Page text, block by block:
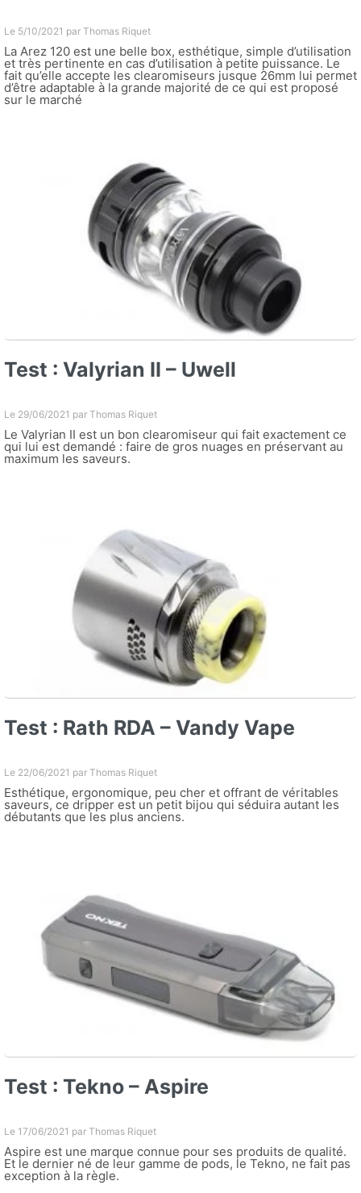
Le 5/10/2021 par Thomas Riquet
La Arez 120 est une belle box, esthétique, simple d’utilisation
et très pertinente en cas d’utilisation à petite puissance. Le
fait qu’elle accepte les clearomiseurs jusque 26mm lui permet
d’être adaptable à la grande majorité de ce qui est proposé
sur le marché
Test : Valyrian II – Uwell
Le 29/06/2021 par Thomas Riquet
Le Valyrian II est un bon clearomiseur qui fait exactement ce
qui lui est demandé : faire de gros nuages en préservant au
maximum les saveurs.
Test : Rath RDA – Vandy Vape
Le 22/06/2021 par Thomas Riquet
Esthétique, ergonomique, peu cher et offrant de véritables
saveurs, ce dripper est un petit bijou qui séduira autant les
débutants que les plus anciens.
Test : Tekno – Aspire
Le 17/06/2021 par Thomas Riquet
Aspire est une marque connue pour ses produits de qualité.
Et le dernier né de leur gamme de pods, le Tekno, ne fait pas
exception à la règle.